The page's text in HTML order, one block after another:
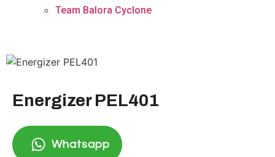
Team Balora Cyclone
Energizer PEL401
Whatsapp